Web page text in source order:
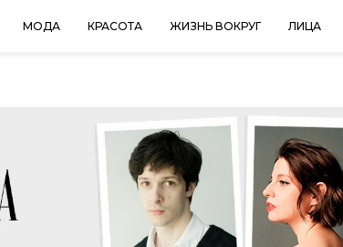
МОДА КРАСОТА ЖИЗНЬ ВОКРУГ ЛИЦА